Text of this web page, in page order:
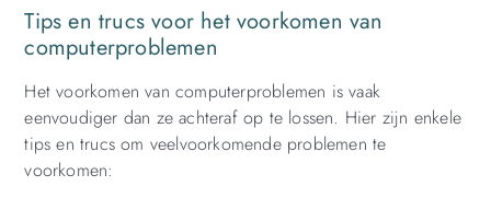
Tips en trucs voor het voorkomen van
computerproblemen
Het voorkomen van computerproblemen is vaak
eenvoudiger dan ze achteraf op te lossen. Hier zijn enkele
tips en trucs om veelvoorkomende problemen te
voorkomen: